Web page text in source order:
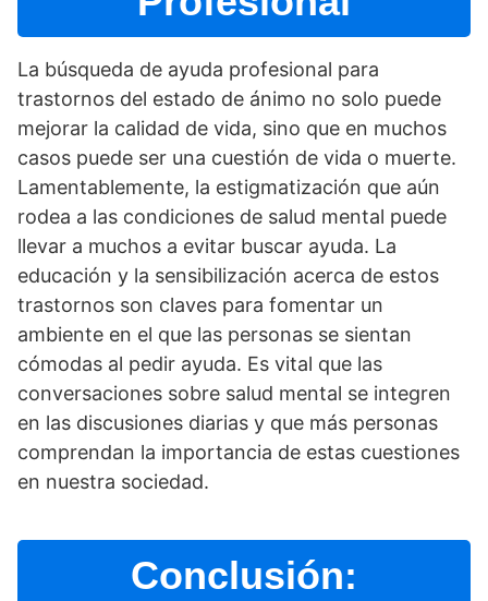
La búsqueda de ayuda profesional para
trastornos del estado de ánimo no solo puede
mejorar la calidad de vida, sino que en muchos
casos puede ser una cuestión de vida o muerte.
Lamentablemente, la estigmatización que aún
rodea a las condiciones de salud mental puede
llevar a muchos a evitar buscar ayuda. La
educación y la sensibilización acerca de estos
trastornos son claves para fomentar un
ambiente en el que las personas se sientan
cómodas al pedir ayuda. Es vital que las
conversaciones sobre salud mental se integren
en las discusiones diarias y que más personas
comprendan la importancia de estas cuestiones
en nuestra sociedad.
Conclusión: